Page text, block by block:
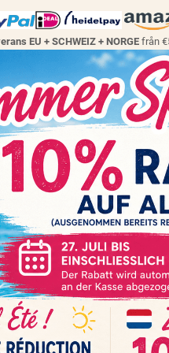
EU + SCHWEIZ + NORGE från